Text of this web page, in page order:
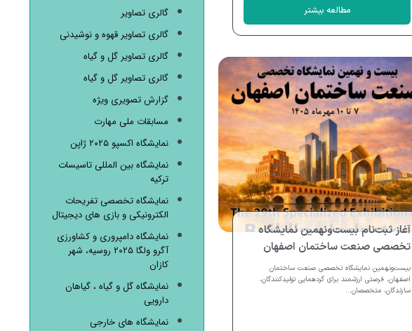
مطالعه بیشتر
آغاز ثبت‌نام بیست‌ونهمین نمایشگاه
تخصصی صنعت ساختمان اصفهان
بیست‌ونهمین نمایشگاه تخصصی صنعت ساختمان
اصفهان، فرصتی ارزشمند برای گردهمایی تولیدکنندگان،
سازندگان، متخصصان...
گالری تصاویر
گالری تصاویر قهوه و نوشیدنی
گالری تصاویر گل و گیاه
گالری تصاویر گل و گیاه
گزارش تصویری ویژه
مسابقات ملی مهارت
نمایشگاه اکسپو ۲۰۲۵ ژاپن
نمایشگاه بین المللی تاسیسات
ترکیه
نمایشگاه تخصصی تفریحات
الکترونیکی و بازی های دیجیتال
نمایشگاه دامپروری و کشاورزی
آگرو ولگا ۲۰۲۵ روسیه، شهر
کازان
نمایشگاه گل و گیاه ، گیاهان
دارویی
نمایشگاه های خارجی